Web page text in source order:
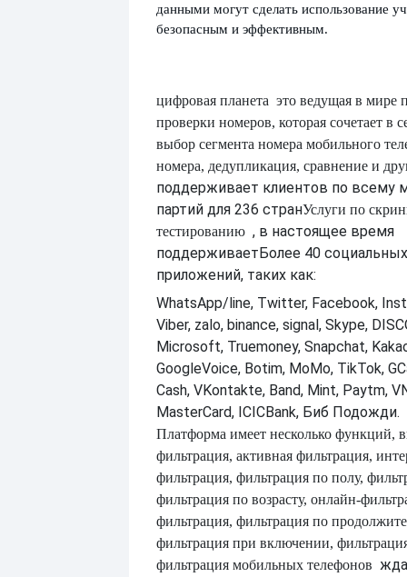
данными могут сделать использование
безопасным и эффективным.
цифровая планета это ведущая в мире
проверки номеров, которая сочетает в
выбор сегмента номера мобильного
номера, дедупликация, сравнение и
поддерживает клиентов по всему
партий для 236 странУслуги по
тестированию , в настоящее время
поддерживаетБолее 40
приложений, таких как:
WhatsApp/line, Twitter, Facebook,
Viber, zalo, binance, signal, Skype,
Microsoft, Truemoney, Snapchat,
GoogleVoice, Botim, MoMo, TikTok,
Cash, VKontakte, Band, Mint, Paytm,
MasterCard, ICICBank, Биб Подожди.
Платформа имеет несколько функций,
фильтрация, активная фильтрация,
фильтрация, фильтрация по полу,
фильтрация по возрасту, онлайн-
фильтрация, фильтрация по
фильтрация при включении,
фильтрация мобильных телефонов